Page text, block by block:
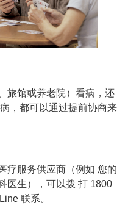
旅馆或养老院）看病，还
，都可以通过提前协商来
疗服务供应商（例如 您的
医生），可以拨 打 1800
联系。